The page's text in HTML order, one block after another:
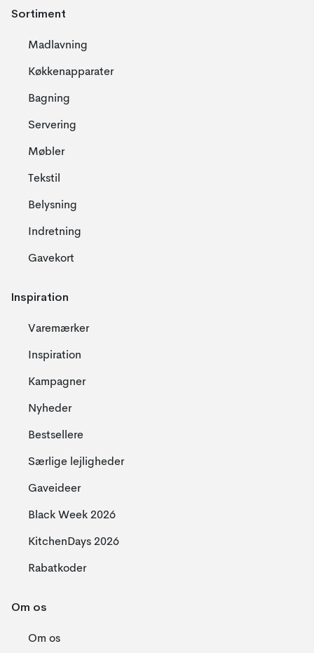
Sortiment
Madlavning
Køkkenapparater
Bagning
Servering
Møbler
Tekstil
Belysning
Indretning
Gavekort
Inspiration
Varemærker
Inspiration
Kampagner
Nyheder
Bestsellere
Særlige lejligheder
Gaveideer
Black Week 2026
KitchenDays 2026
Rabatkoder
Om os
Om os